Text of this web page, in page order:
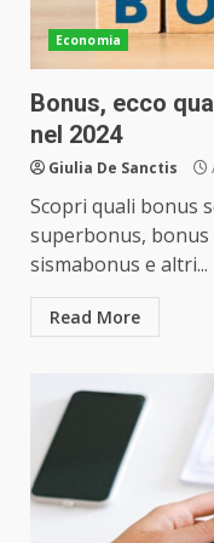
Economia
Bonus, ecco
nel 2024
Giulia De Sanctis
Scopri quali bonus
superbonus,
sismabonus e altri...
Read More